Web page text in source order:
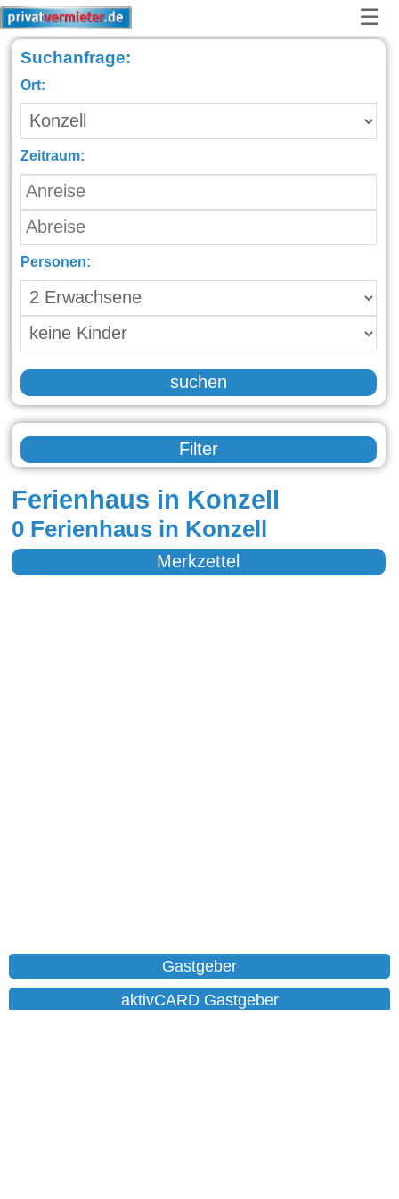
☰
Suchanfrage:
Ort:
Zeitraum:
Personen:
suchen
Filter
Ferienhaus in Konzell
0 Ferienhaus in Konzell
Merkzettel
Gastgeber
aktivCARD Gastgeber